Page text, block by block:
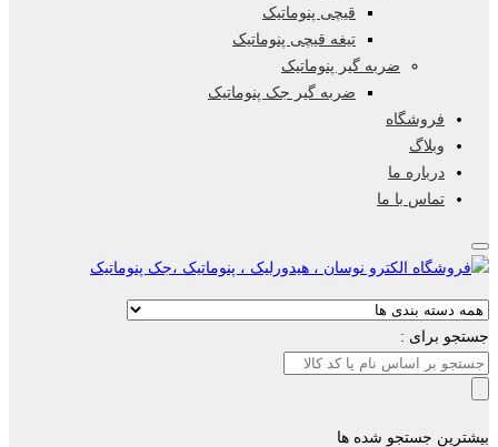
قیچی پنوماتیک
تیغه قیچی پنوماتیک
ضربه گیر پنوماتیک
ضربه گیر جک پنوماتیک
فروشگاه
وبلاگ
درباره ما
تماس با ما
جستجو برای :
بیشترین جستجو شده ها